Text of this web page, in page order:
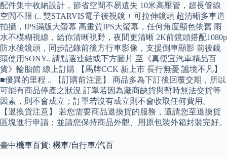
配件集中收納設計，節省空間不易遺失 10米高壓管，超長管線
空間不限 (.. 雙STARVIS電子後視鏡 + 可拉伸鏡頭 超清晰多車道
拍攝，IPS滿版大螢幕 高畫質IPS大螢幕，任何角度顯色依舊 雨
水不模糊視線，給你清晰視野，夜間更清晰 2K前鏡頭搭配1080p
防水後鏡頭，同步記錄前後方行車影像，支援倒車顯影 前後鏡
頭使用SONY.. 請點選連結或下方圖片 至《真便宜汽車精品百
貨》輪胎館 線上訂購 【馬牌CCK 新上市 長行無憂 謐境不凡】
■優異的里程 .. 【訂購前注意】 商品多為下訂後回覆交期，所以
可能有商品停產之狀況 訂單若因為廠商缺貨與暫時無法交貨等
因素，則不會成立；訂單若沒有成立則不會收取任何費用。
【退換貨注意】 若您需要商品退換貨的服務，還請您至退換貨
區塊進行申請；並請您保持商品外觀、用原包裝外箱封裝完好。
臺中機車百貨: 機車/自行車/汽百